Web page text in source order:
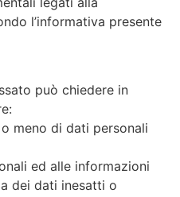
l’informativa presente
può chiedere in
meno di dati personali
ed alle informazioni
dei dati inesatti o